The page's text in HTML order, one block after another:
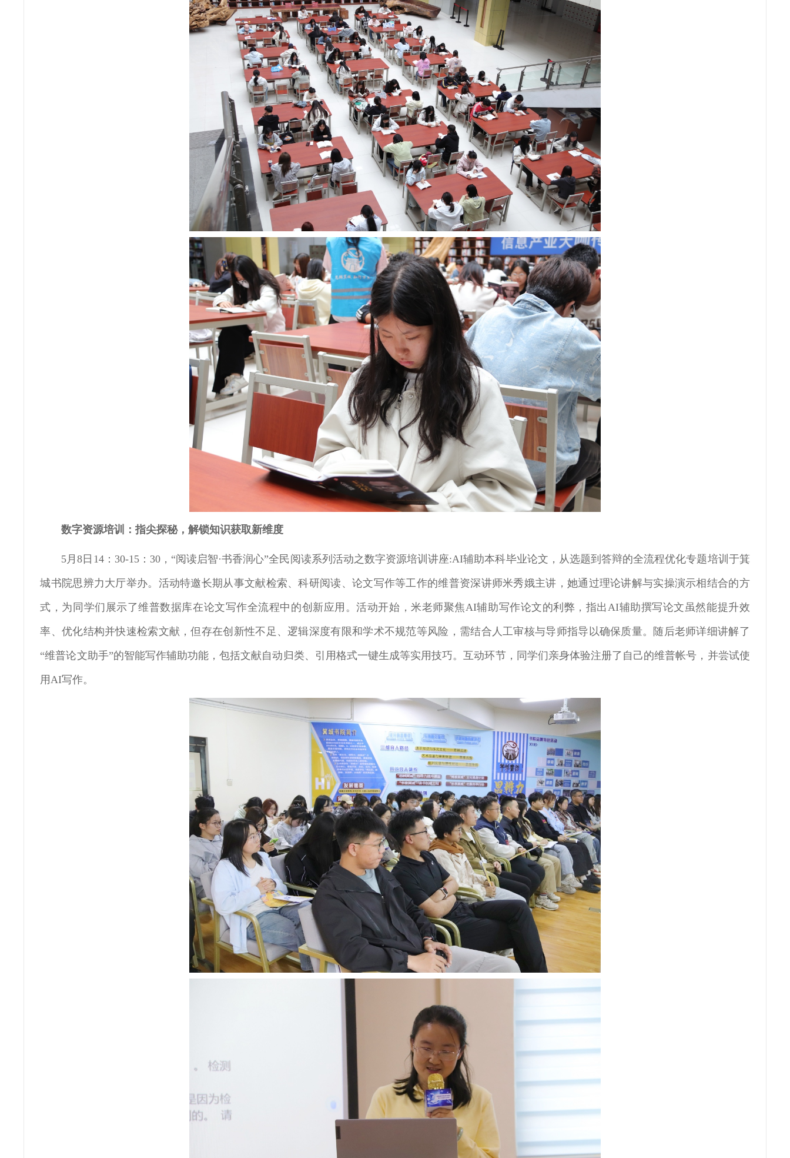
数字资源培训：指尖探秘，解锁知识获取新维度
5月8日14：30-15：30，“阅读启智·书香润心”全民阅读系列活动之数字资源培训讲座:AI辅助本科毕业论文，从选题到答辩的全流程优化专题培训于箕
城书院思辨力大厅举办。活动特邀长期从事文献检索、科研阅读、论文写作等工作的维普资深讲师米秀娥主讲，她通过理论讲解与实操演示相结合的方
式，为同学们展示了维普数据库在论文写作全流程中的创新应用。活动开始，米老师聚焦AI辅助写作论文的利弊，指出AI辅助撰写论文虽然能提升效
率、优化结构并快速检索文献，但存在创新性不足、逻辑深度有限和学术不规范等风险，需结合人工审核与导师指导以确保质量。随后老师详细讲解了
“维普论文助手”的智能写作辅助功能，包括文献自动归类、引用格式一键生成等实用技巧。互动环节，同学们亲身体验注册了自己的维普帐号，并尝试使
用AI写作。